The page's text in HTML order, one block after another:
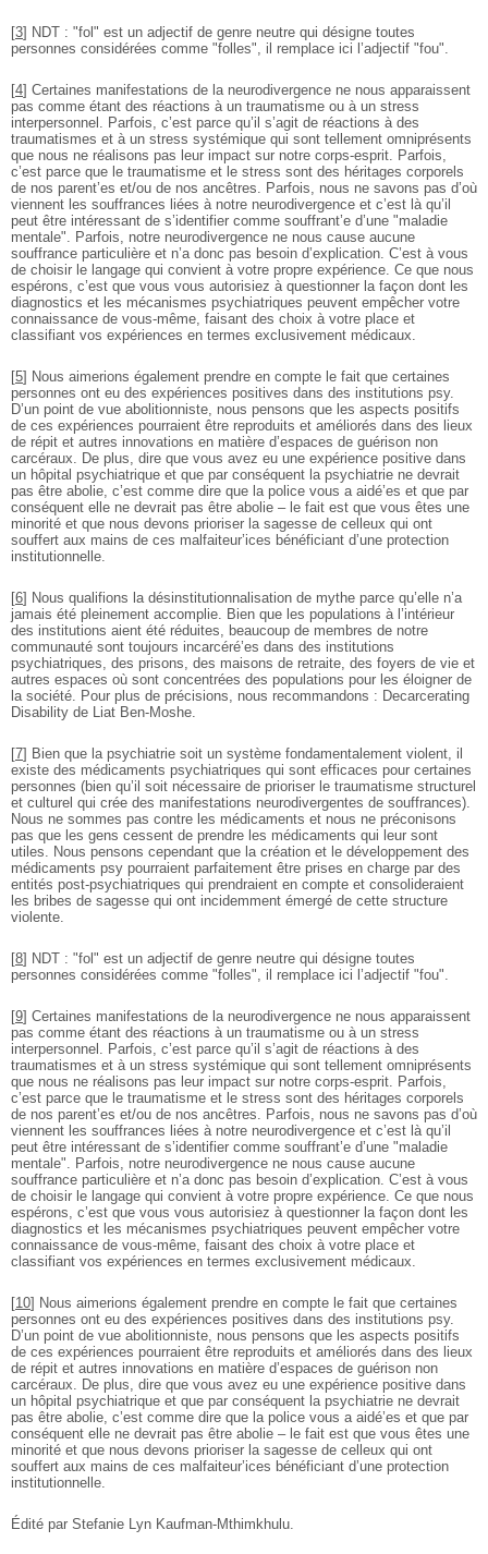
[3] NDT : "fol" est un adjectif de genre neutre qui désigne toutes
personnes considérées comme "folles", il remplace ici l’adjectif "fou".
[4] Certaines manifestations de la neurodivergence ne nous apparaissent
pas comme étant des réactions à un traumatisme ou à un stress
interpersonnel. Parfois, c’est parce qu’il s’agit de réactions à des
traumatismes et à un stress systémique qui sont tellement omniprésents
que nous ne réalisons pas leur impact sur notre corps-esprit. Parfois,
c’est parce que le traumatisme et le stress sont des héritages corporels
de nos parent’es et/ou de nos ancêtres. Parfois, nous ne savons pas d’où
viennent les souffrances liées à notre neurodivergence et c’est là qu’il
peut être intéressant de s’identifier comme souffrant’e d’une "maladie
mentale". Parfois, notre neurodivergence ne nous cause aucune
souffrance particulière et n’a donc pas besoin d’explication. C’est à vous
de choisir le langage qui convient à votre propre expérience. Ce que nous
espérons, c’est que vous vous autorisiez à questionner la façon dont les
diagnostics et les mécanismes psychiatriques peuvent empêcher votre
connaissance de vous-même, faisant des choix à votre place et
classifiant vos expériences en termes exclusivement médicaux.
[5] Nous aimerions également prendre en compte le fait que certaines
personnes ont eu des expériences positives dans des institutions psy.
D’un point de vue abolitionniste, nous pensons que les aspects positifs
de ces expériences pourraient être reproduits et améliorés dans des lieux
de répit et autres innovations en matière d’espaces de guérison non
carcéraux. De plus, dire que vous avez eu une expérience positive dans
un hôpital psychiatrique et que par conséquent la psychiatrie ne devrait
pas être abolie, c’est comme dire que la police vous a aidé’es et que par
conséquent elle ne devrait pas être abolie – le fait est que vous êtes une
minorité et que nous devons prioriser la sagesse de celleux qui ont
souffert aux mains de ces malfaiteur’ices bénéficiant d’une protection
institutionnelle.
[6] Nous qualifions la désinstitutionnalisation de mythe parce qu’elle n’a
jamais été pleinement accomplie. Bien que les populations à l’intérieur
des institutions aient été réduites, beaucoup de membres de notre
communauté sont toujours incarcéré’es dans des institutions
psychiatriques, des prisons, des maisons de retraite, des foyers de vie et
autres espaces où sont concentrées des populations pour les éloigner de
la société. Pour plus de précisions, nous recommandons : Decarcerating
Disability de Liat Ben-Moshe.
[7] Bien que la psychiatrie soit un système fondamentalement violent, il
existe des médicaments psychiatriques qui sont efficaces pour certaines
personnes (bien qu’il soit nécessaire de prioriser le traumatisme structurel
et culturel qui crée des manifestations neurodivergentes de souffrances).
Nous ne sommes pas contre les médicaments et nous ne préconisons
pas que les gens cessent de prendre les médicaments qui leur sont
utiles. Nous pensons cependant que la création et le développement des
médicaments psy pourraient parfaitement être prises en charge par des
entités post-psychiatriques qui prendraient en compte et consolideraient
les bribes de sagesse qui ont incidemment émergé de cette structure
violente.
[8] NDT : "fol" est un adjectif de genre neutre qui désigne toutes
personnes considérées comme "folles", il remplace ici l’adjectif "fou".
[9] Certaines manifestations de la neurodivergence ne nous apparaissent
pas comme étant des réactions à un traumatisme ou à un stress
interpersonnel. Parfois, c’est parce qu’il s’agit de réactions à des
traumatismes et à un stress systémique qui sont tellement omniprésents
que nous ne réalisons pas leur impact sur notre corps-esprit. Parfois,
c’est parce que le traumatisme et le stress sont des héritages corporels
de nos parent’es et/ou de nos ancêtres. Parfois, nous ne savons pas d’où
viennent les souffrances liées à notre neurodivergence et c’est là qu’il
peut être intéressant de s’identifier comme souffrant’e d’une "maladie
mentale". Parfois, notre neurodivergence ne nous cause aucune
souffrance particulière et n’a donc pas besoin d’explication. C’est à vous
de choisir le langage qui convient à votre propre expérience. Ce que nous
espérons, c’est que vous vous autorisiez à questionner la façon dont les
diagnostics et les mécanismes psychiatriques peuvent empêcher votre
connaissance de vous-même, faisant des choix à votre place et
classifiant vos expériences en termes exclusivement médicaux.
[10] Nous aimerions également prendre en compte le fait que certaines
personnes ont eu des expériences positives dans des institutions psy.
D’un point de vue abolitionniste, nous pensons que les aspects positifs
de ces expériences pourraient être reproduits et améliorés dans des lieux
de répit et autres innovations en matière d’espaces de guérison non
carcéraux. De plus, dire que vous avez eu une expérience positive dans
un hôpital psychiatrique et que par conséquent la psychiatrie ne devrait
pas être abolie, c’est comme dire que la police vous a aidé’es et que par
conséquent elle ne devrait pas être abolie – le fait est que vous êtes une
minorité et que nous devons prioriser la sagesse de celleux qui ont
souffert aux mains de ces malfaiteur’ices bénéficiant d’une protection
institutionnelle.
Édité par Stefanie Lyn Kaufman-Mthimkhulu.